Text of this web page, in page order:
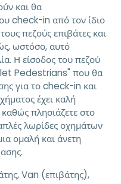
και θα
check-in από τον ίδιο
πεζούς επιβάτες και
ωστόσο, αυτό
Η είσοδος του πεζού
Pedestrians" που θα
για το check-in και
έχει καλή
πλησιάζετε στο
λωρίδες οχημάτων
ομαλή και άνετη
Van (επιβάτης),